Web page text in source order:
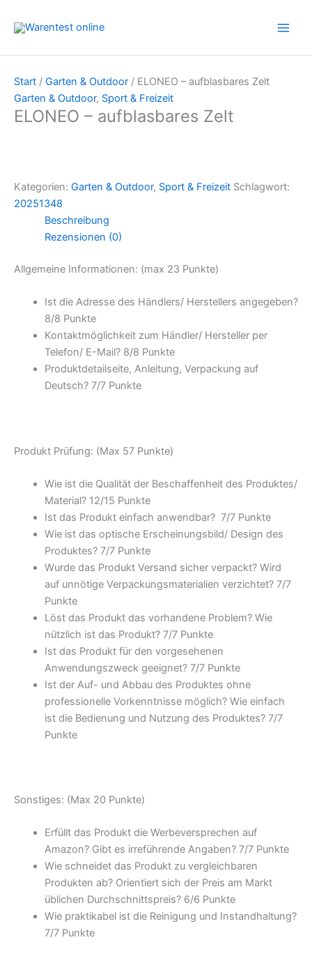
Inhalt
Start / Garten & Outdoor / ELONEO – aufblasbares Zelt
Garten & Outdoor, Sport & Freizeit
ELONEO – aufblasbares Zelt
Kategorien: Garten & Outdoor, Sport & Freizeit Schlagwort:
20251348
Beschreibung
Rezensionen (0)
Allgemeine Informationen: (max 23 Punkte)
Ist die Adresse des Händlers/ Herstellers angegeben?
8/8 Punkte
Kontaktmöglichkeit zum Händler/ Hersteller per
Telefon/ E-Mail? 8/8 Punkte
Produktdetailseite, Anleitung, Verpackung auf
Deutsch? 7/7 Punkte
Produkt Prüfung: (Max 57 Punkte)
Wie ist die Qualität der Beschaffenheit des Produktes/
Material? 12/15 Punkte
Ist das Produkt einfach anwendbar? 7/7 Punkte
Wie ist das optische Erscheinungsbild/ Design des
Produktes? 7/7 Punkte
Wurde das Produkt Versand sicher verpackt? Wird
auf unnötige Verpackungsmaterialien verzichtet? 7/7
Punkte
Löst das Produkt das vorhandene Problem? Wie
nützlich ist das Produkt? 7/7 Punkte
Ist das Produkt für den vorgesehenen
Anwendungszweck geeignet? 7/7 Punkte
Ist der Auf- und Abbau des Produktes ohne
professionelle Vorkenntnisse möglich? Wie einfach
ist die Bedienung und Nutzung des Produktes? 7/7
Punkte
Sonstiges: (Max 20 Punkte)
Erfüllt das Produkt die Werbeversprechen auf
Amazon? Gibt es irreführende Angaben? 7/7 Punkte
Wie schneidet das Produkt zu vergleichbaren
Produkten ab? Orientiert sich der Preis am Markt
üblichen Durchschnittspreis? 6/6 Punkte
Wie praktikabel ist die Reinigung und Instandhaltung?
7/7 Punkte